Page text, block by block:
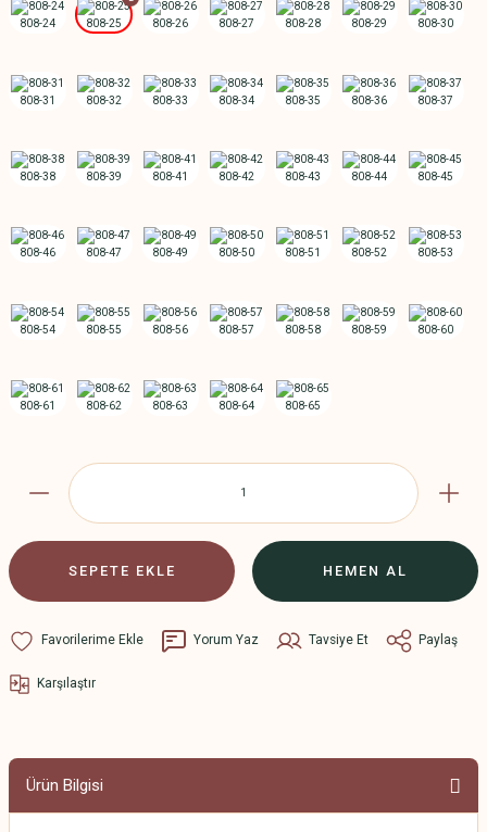
SEPETE EKLE HEMEN AL
Yorum Yaz Tavsiye Et Paylaş
Karşılaştır
Ürün Bilgisi